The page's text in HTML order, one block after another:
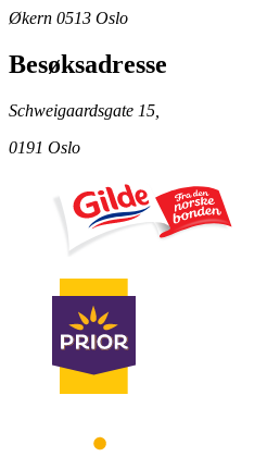
Økern 0513 Oslo
Besøksadresse
Schweigaardsgate 15,
0191 Oslo